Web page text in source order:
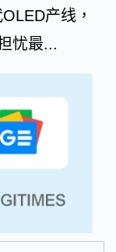
产线，
忧最...